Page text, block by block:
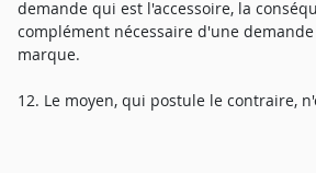
demande qui est l'accessoire, la
complément nécessaire d'une
marque.
12. Le moyen, qui postule le contraire,